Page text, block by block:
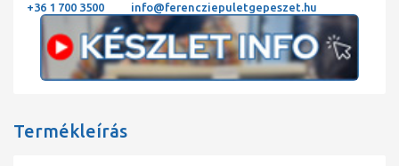
+36 1 700 3500 info@ferencziepuletgepeszet.hu
Termékleírás